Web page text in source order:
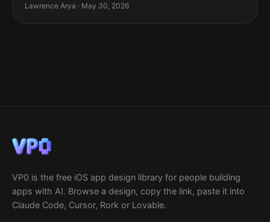
Lawrence Arya · May 30, 2026
VP0 is the free iOS app design library for people building
apps with AI. Browse a design, copy the link, paste it into
Claude Code, Cursor, Rork or Lovable.